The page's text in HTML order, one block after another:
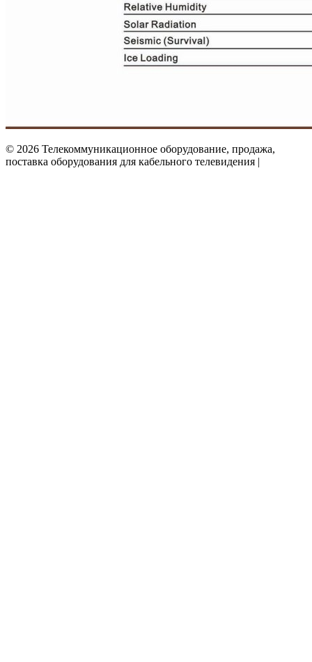
© 2026 Телекоммуникационное оборудование, продажа,
поставка оборудования для кабельного телевидения |